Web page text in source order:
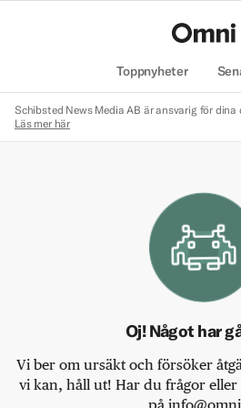
Toppnyheter
Schibsted News Media AB är ansvarig för
Läs mer här
Oj! Något har
Vi ber om ursäkt och försöker
vi kan, håll ut! Har du frågor eller